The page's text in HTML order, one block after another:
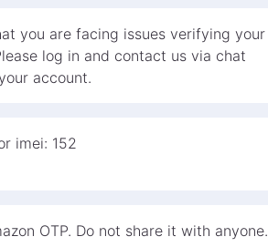
you are facing issues verifying your
log in and contact us via chat
account.
imei: 152
OTP. Do not share it with anyone.